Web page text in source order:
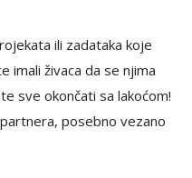
ili zadataka koje
imali živaca da se njima
sve okončati sa lakoćom!
posebno vezano